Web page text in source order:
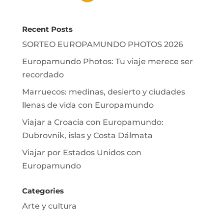
Recent Posts
SORTEO EUROPAMUNDO PHOTOS 2026
Europamundo Photos: Tu viaje merece ser
recordado
Marruecos: medinas, desierto y ciudades
llenas de vida con Europamundo
Viajar a Croacia con Europamundo:
Dubrovnik, islas y Costa Dálmata
Viajar por Estados Unidos con
Europamundo
Categories
Arte y cultura